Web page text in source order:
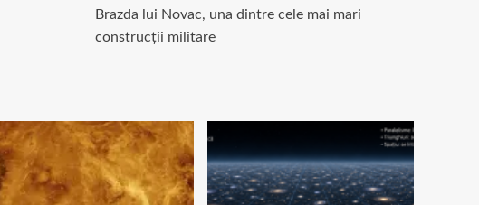
Brazda lui Novac, una dintre cele mai mari
construcții militare